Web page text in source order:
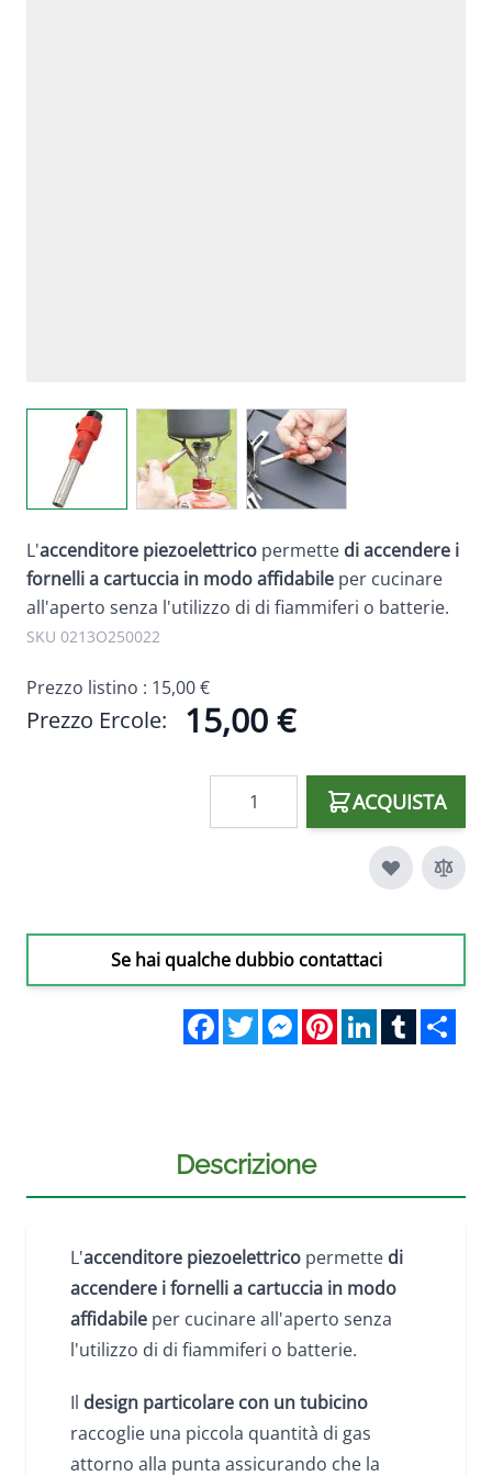
View larger imageView larger imageView larger image
L'accenditore piezoelettrico permette di accendere i
fornelli a cartuccia in modo affidabile per cucinare
all'aperto senza l'utilizzo di di fiammiferi o batterie.
SKU 0213O250022
Prezzo listino : 15,00 €
Prezzo Ercole: 15,00 €
ACQUISTA
Se hai qualche dubbio contattaci
FacebookTwitterMessengerPinterestLinkedInTumblr
Descrizione
L'accenditore piezoelettrico permette di
accendere i fornelli a cartuccia in modo
affidabile per cucinare all'aperto senza
l'utilizzo di di fiammiferi o batterie.
Il design particolare con un tubicino
raccoglie una piccola quantità di gas
attorno alla punta assicurando che la